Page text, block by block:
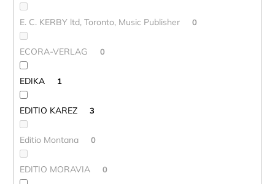
E. C. KERBY ltd, Toronto, Music Publisher 0
ECORA-VERLAG 0
EDIKA 1
EDITIO KAREZ 3
Editio Montana 0
EDITIO MORAVIA 0